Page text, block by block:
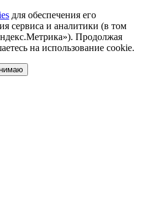
для обеспечения его
сервиса и аналитики (в том
Продолжая
на использование cookie.